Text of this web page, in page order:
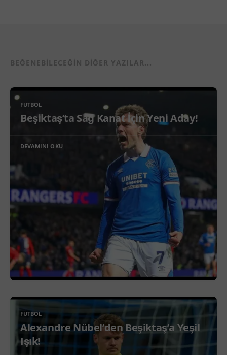
BEĞENEBILECEĞIN DIĞER YAZILAR...
FUTBOL
Beşiktaş’ta Sağ Kanat İçin Yeni Aday!
DEVAMINI OKU
FUTBOL
Alexandre Nübel’den Beşiktaş’a Yeşil
Işık!